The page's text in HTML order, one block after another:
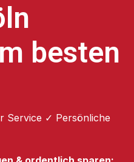
besten
Service ✓ Persönliche